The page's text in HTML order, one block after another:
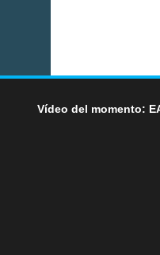
Vídeo del momento: